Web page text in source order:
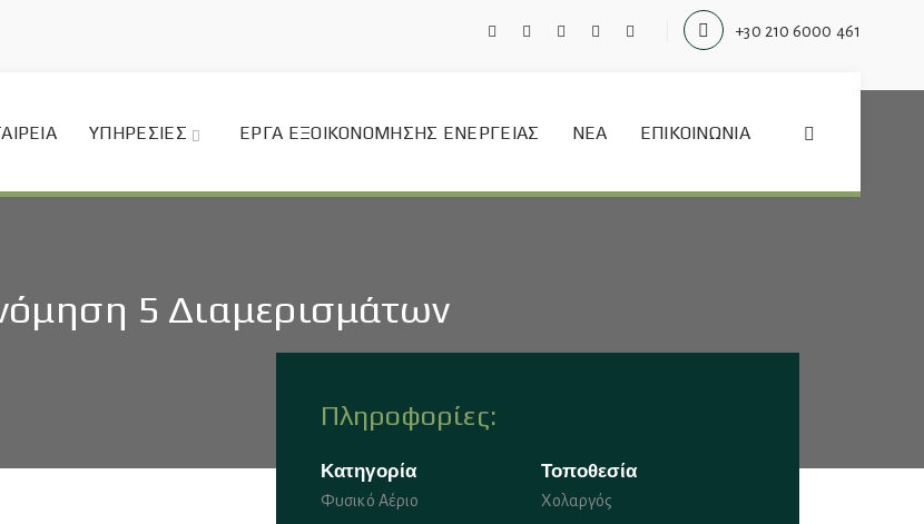
+30 210 6000 461
ΥΠΗΡΕΣΊΕΣ ΈΡΓΑ ΕΞΟΙΚΟΝΌΜΗΣΗΣ ΕΝΈΡΓΕΙΑΣ ΝΈΑ ΕΠΙΚΟΙΝΩΝΊΑ
5 Διαμερισμάτων
Πληροφορίες:
Κατηγορία
Φυσικό Αέριο
Τοποθεσία
Χολαργός